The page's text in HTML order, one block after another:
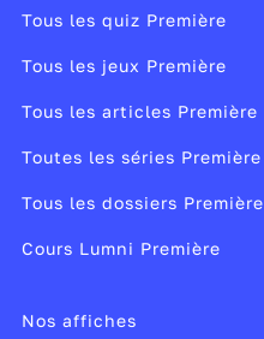
Tous les quiz Première
Tous les jeux Première
Tous les articles Première
Toutes les séries Première
Tous les dossiers Première
Cours Lumni Première
Nos affiches